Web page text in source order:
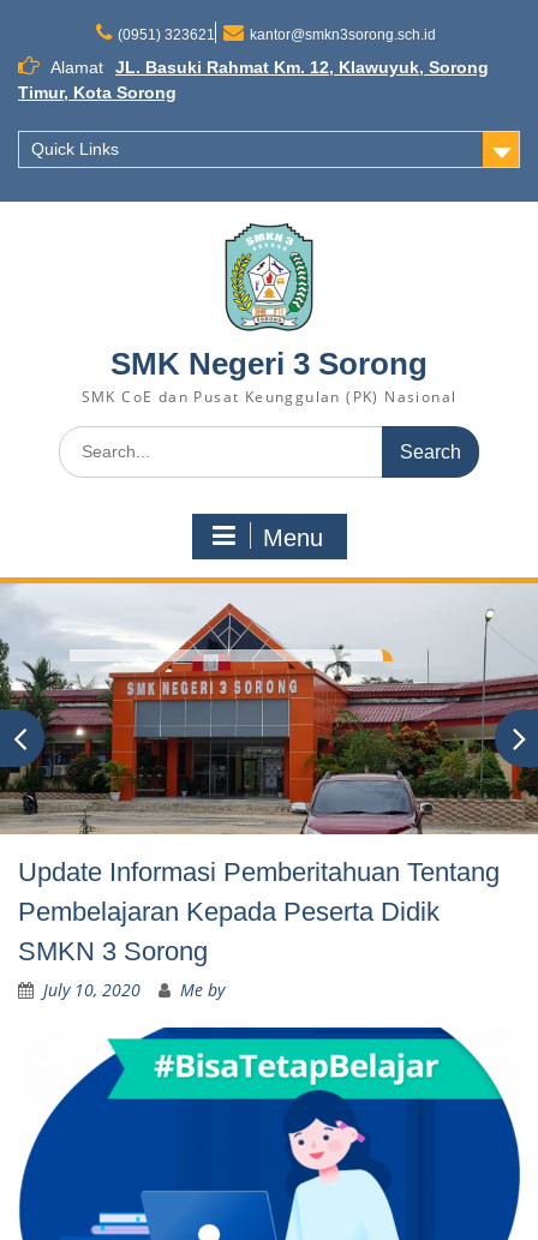
content
(0951) 323621 kantor@smkn3sorong.sch.id
Alamat
JL. Basuki Rahmat Km. 12, Klawuyuk, Sorong
Timur, Kota Sorong
Quick Links
SMK Negeri 3 Sorong
SMK CoE dan Pusat Keunggulan (PK) Nasional
Search
for:
Menu
Update Informasi Pemberitahuan Tentang
Pembelajaran Kepada Peserta Didik
SMKN 3 Sorong
July 10, 2020 Me by